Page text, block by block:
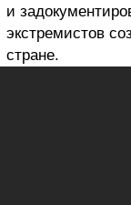
и
экстремистов
стране.